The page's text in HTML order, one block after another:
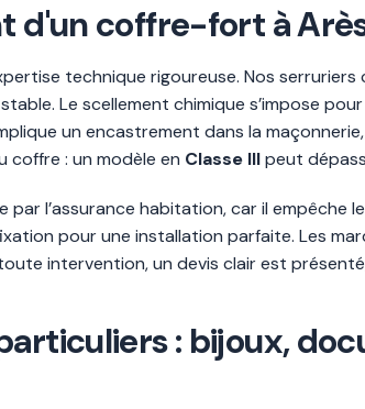
d'un coffre-fort à
technique rigoureuse. Nos
Le scellement chimique s’impose
un encastrement dans la
coffre : un modèle en Classe IIIpeut
l’assurance habitation, car il
pour une installation parfaite. Les
intervention, un devis clair est
: bijoux,